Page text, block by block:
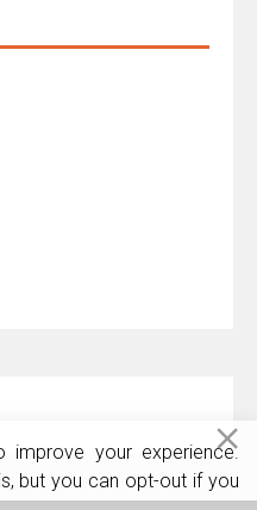
your experience.
but you can opt-out if you